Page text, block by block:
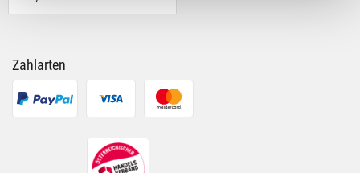
für soziale Medien, Werbung und Analysen weiter.
ihnen bereitgestellt hast oder die sie im Rahmen Deiner
Nutzung der Dienste gesammelt haben.
Zahlarten